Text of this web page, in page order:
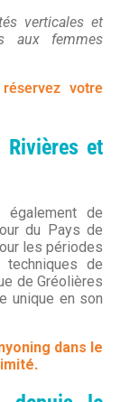
verticales et
aux femmes
votre
et
de
du Pays de
les périodes
techniques de
de Gréolières
unique en son
dans le
.